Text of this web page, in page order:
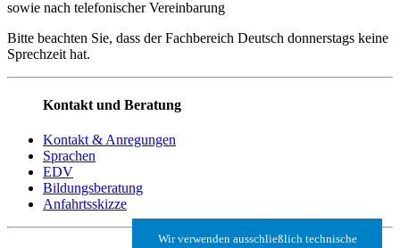
sowie nach telefonischer Vereinbarung
Bitte beachten Sie, dass der Fachbereich Deutsch donnerstags keine
Sprechzeit hat.
Kontakt und Beratung
Kontakt & Anregungen
Sprachen
EDV
Bildungsberatung
Anfahrtsskizze
Wir verwenden ausschließlich technische